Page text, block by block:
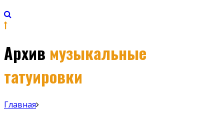
Архив музыкальные
татуировки
Главная